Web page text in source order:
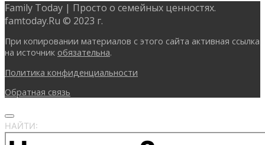
Family Today | Просто о семейных ценностях.
famtoday.Ru © 2023 г.
При копировании материалов с этого сайта активная ссылка
на источник обязательна.
Политика конфиденциальности
Обратная связь
НАЙТИ: